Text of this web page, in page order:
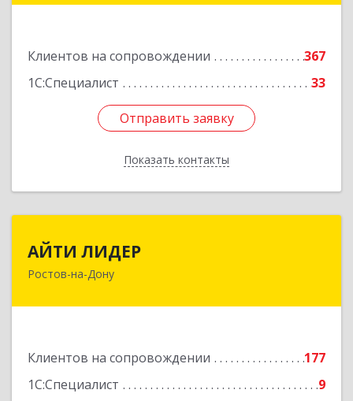
Клиентов на сопровождении
367
1С:Специалист
33
Отправить заявку
Показать контакты
Отправить заявку
Назад
АЙТИ ЛИДЕР
Ростов-на-Дону
Клиентов на сопровождении
177
1С:Специалист
9
344065, Ростовская обл, Ростов-на-Дону г,